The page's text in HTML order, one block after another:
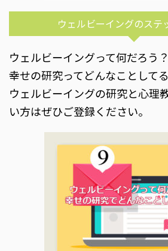
ウェルビーイングのステ
ウェルビーイングって何だろう？
幸せの研究ってどんなことして
ウェルビーイングの研究と心理
い方はぜひご登録ください。